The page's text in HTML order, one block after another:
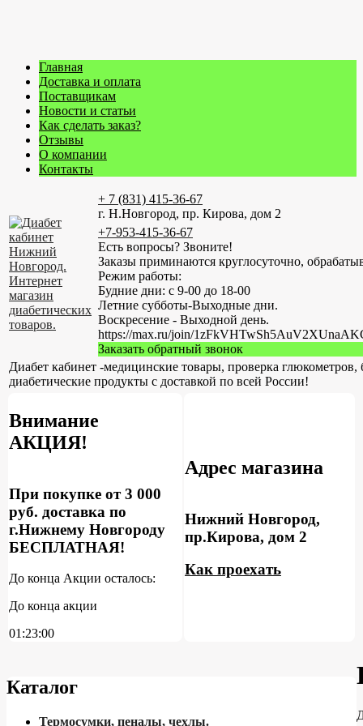
Главная
Доставка и оплата
Поставщикам
Новости и статьи
Как сделать заказ?
Отзывы
О компании
Контакты
+ 7 (831) 415-36-67
г. Н.Новгород, пр. Кирова, дом 2
+7-953-415-36-67
Есть вопросы? Звоните!
Заказы приминаются круглосуточно,
Режим работы:
Будние дни: с 9-00 до 18-00
Летние субботы-Выходные дни.
Воскресение - Выходной день.
https://max.ru/join/
Заказать обратный звонок
Диабет кабинет -медицинские товары, проверка глюкометров,
диабетические продукты с доставкой по всей России!
Внимание
АКЦИЯ!
При покупке от 3 000
руб. доставка по
г.Нижнему Новгороду
БЕСПЛАТНАЯ!
До конца Акции осталось:
До конца акции
01:22:59
Адрес магазина
Нижний Новгород,
пр.Кирова, дом 2
Как проехать
Каталог
Термосумки, пеналы, чехлы.